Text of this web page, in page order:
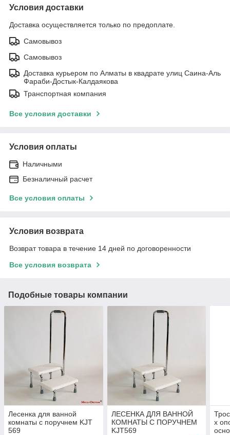
Условия доставки
Доставка осуществляется только по предоплате.
Самовывоз
Самовывоз
Доставка курьером по Алматы в квадрате улиц Саина-Аль
Фараби-Достык-Калдаякова
Транспортная компания
Все условия доставки
Условия оплаты
Наличными
Безналичный расчет
Все условия оплаты
Условия возврата
Возврат товара в течение 14 дней по договоренности
Все условия возврата
Подобные товары компании
Лесенка для ванной
комнаты с поручнем KJT
569
ЛЕСЕНКА ДЛЯ ВАННОЙ
КОМНАТЫ С ПОРУЧНЕМ
KJT569
х